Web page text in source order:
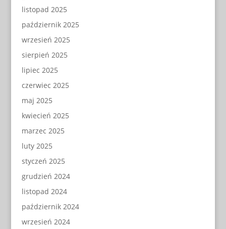
listopad 2025
październik 2025
wrzesień 2025
sierpień 2025
lipiec 2025
czerwiec 2025
maj 2025
kwiecień 2025
marzec 2025
luty 2025
styczeń 2025
grudzień 2024
listopad 2024
październik 2024
wrzesień 2024